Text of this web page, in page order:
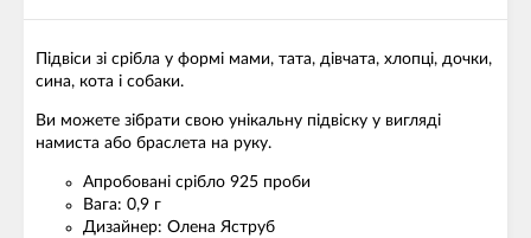
Підвіси зі срібла у формі мами, тата, дівчата, хлопці, дочки,
сина, кота і собаки.
Ви можете зібрати свою унікальну підвіску у вигляді
намиста або браслета на руку.
Апробовані срібло 925 проби
Вага: 0,9 г
Дизайнер: Олена Яструб